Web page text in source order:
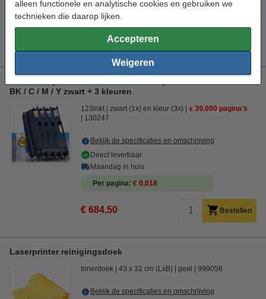
alleen functionele en analytische cookies en gebruiken we
technieken die daarop lijken.
Accepteren
Weigeren
Wij adviseren u deze toner (het 123inkt huismerk) te nemen i.p.v. de
BK / C / M / Y zwart + 3 kleuren
123inkt zwart (1x) en kleur (3x)
± 39.000 pagina's
130247
Bekijk de specificaties en omschrijving
Direct leverbaar
Maandag in huis
Per pagina € 0,018
€ 684,50 Bestellen
Laserprinter reinigingsdoek
tonerdoek 43 x 32 cm (LxB) geel 999058
Bekijk de specificaties en omschrijving